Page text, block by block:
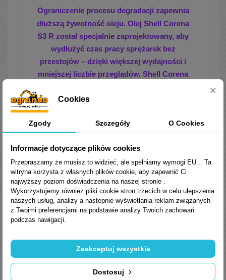
Ograniczenie procesu degradacji zapewnia
dłuższą żywotność oleju. Olej Shell Corena
S3 R został specjalnie zaprojektowany, aby
wydłużyć czas pracy sprężarek bez
przestojów – dzięki większej wydajności i
mniejszej liczbie przeglądów. Shell Corena
Olej sprzedajemy w orygianlnym
opakowaniu producenta z plombami.
szerokiej gamy sprężarek.
Spełnia wymagania normy ISO 6743-3ADAG i
Cookies
Zgody Szczegóły O Cookies
Informacje dotyczące plików cookies
Przepraszamy że musisz to widzieć, ale spełniamy wymogi EU... Ta
witryna korzysta z własnych plików cookie, aby zapewnić Ci
najwyższy poziom doświadczenia na naszej stronie .
Wykorzystujemy również pliki cookie stron trzecich w celu ulepszenia
naszych usług, analizy a nastepnie wyświetlania reklam związanych
z Twoimi preferencjami na podstawie analizy Twoich zachowań
podczas nawigacji.
Dostosuj
Zaakceptuj wszystkie